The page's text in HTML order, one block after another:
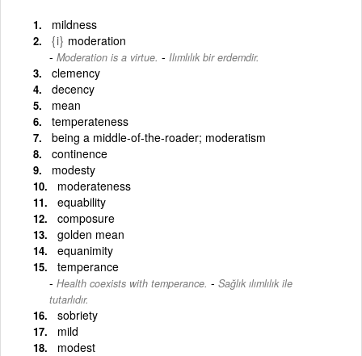
mildness
{i} moderation
Moderation is a virtue. - Ilımlılık bir erdemdir.
clemency
decency
mean
temperateness
being a middle-of-the-roader; moderatism
continence
modesty
moderateness
equability
composure
golden mean
equanimity
temperance
Health coexists with temperance. - Sağlık ılımlılık ile
tutarlıdır.
sobriety
mild
modest